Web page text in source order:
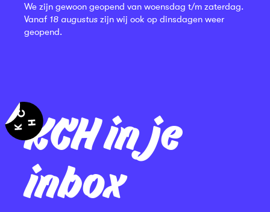
KCH in je
inbox
We zijn gewoon geopend van woensdag t/m zaterdag.
Vanaf 18 augustus zijn wij ook op dinsdagen weer
geopend.